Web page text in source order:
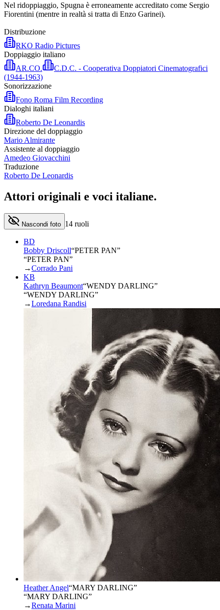
Nel ridoppiaggio, Spugna è erroneamente accreditato come Sergio
Fiorentini (mentre in realtà si tratta di Enzo Garinei).
Distribuzione
RKO Radio Pictures
Doppiaggio italiano
AR.CO.
C.D.C. - Cooperativa Doppiatori Cinematografici
(1944-1963)
Sonorizzazione
Fono Roma Film Recording
Dialoghi italiani
Roberto De Leonardis
Direzione del doppiaggio
Mario Almirante
Assistente al doppiaggio
Amedeo Giovacchini
Traduzione
Roberto De Leonardis
Attori originali e voci italiane.
Nascondi foto 14 ruoli
BD
Bobby Driscoll“PETER PAN”
“PETER PAN”
→Corrado Pani
KB
Kathryn Beaumont“WENDY DARLING”
“WENDY DARLING”
→Loredana Randisi
Heather Angel“MARY DARLING”
“MARY DARLING”
→Renata Marini